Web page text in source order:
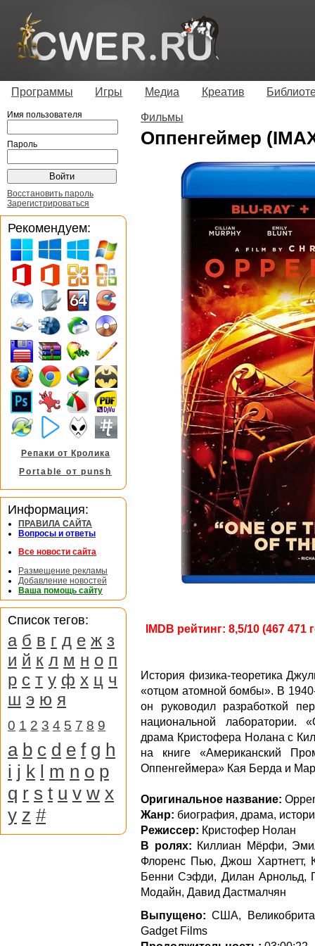
Программы Игры Медиа Креатив
Фильмы
Оппенгеймер
IMDB рейтинг: 8,5/10 (467
История физика-теоретика
«отцом атомной бомбы». В 1940-
он руководил разработкой
национальной лаборатории.
драма Кристофера Нолана с
на книге «Американский
Оппенгеймера» Кая Берда и
Оригинальное название:
Жанр: биография, драма,
Режиссер: Кристофер Нолан
В ролях: Киллиан Мёрфи,
Флоренс Пью, Джош Хартнетт,
Бенни Сэфди, Дилан Арнольд,
Модайн, Давид Дастмалчян
Выпущено: США,
Gadget Films
Имя пользователя
Пароль
Восстановить пароль
Зарегистрироваться
Рекомендуем:
Репаки от Кролика
Portable от punsh
Информация:
ПРАВИЛА САЙТА
Вопросы и ответы
Все новости сайта
Размещение рекламы
Добавление новостей
Ваша помощь сайту
Список тегов:
а б в г д е ж з
и й к л м н о п
р с т у ф х ц ч
ш э ю я
0 1 2 3 4 5 7 8 9
a b c d e f g h
i j k l m n o p
q r s t u v w x
y z #